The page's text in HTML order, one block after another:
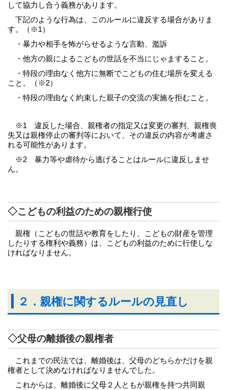
して協力し合う義務があります。
下記のような行為は、このルールに違反する場合がありま
す。（※1）
・暴力や相手を怖がらせるような言動、濫訴
・他方の親によるこどもの世話を不当にじゃますること。
・特段の理由なく他方に無断でこどもの住む場所を変える
こと。（※2）
・特段の理由なく約束した親子の交流の実施を拒むこと。
※1 違反した場合、親権者の指定又は変更の審判、親権喪
失又は親権停止の審判等において、その違反の内容が考慮さ
れる可能性があります。
※2 暴力等や虐待から逃げることはルールに違反しませ
ん。
◇こどもの利益のための親権行使
親権（こどもの世話や教育をしたり、こどもの財産を管理
したりする権利や義務）は、こどもの利益のために行使しな
ければなりません。
２．親権に関するルールの見直し
◇父母の離婚後の親権者
これまでの民法では、離婚後は、父母のどちらかだけを親
権者として決めなければなりませんでした。
これからは、離婚後に父母２人ともが親権を持つ共同親